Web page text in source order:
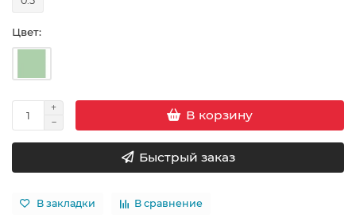
Цвет:
В корзину
Быстрый заказ
В закладки В сравнение